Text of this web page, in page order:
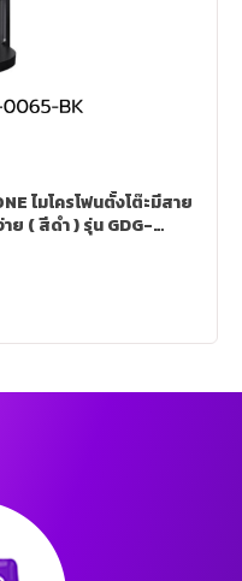
ไมโครโฟนตั้งโต๊ะมีสาย
ย ( สีดำ ) รุ่น GDG-